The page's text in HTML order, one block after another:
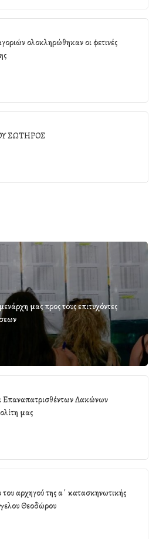
ολοκληρώθηκαν οι φετινές
ΣΩΤΗΡΟΣ
μας προς τους επιτυχόντες
Επαναπατρισθέντων Λακώνων
μας
του αρχηγού της α΄ κατασκηνωτικής
Θεοδώρου